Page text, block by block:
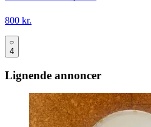
800 kr.
4
Lignende annoncer